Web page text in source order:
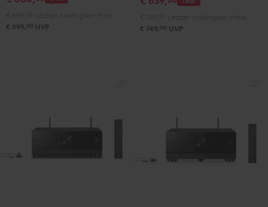
€ 899, 00 UVP € 749, 00 UVP